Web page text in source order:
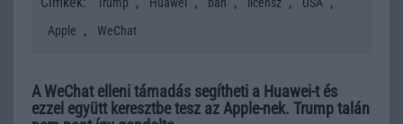
Apple , WeChat
A WeChat elleni támadás segítheti a Huawei-t és
ezzel együtt keresztbe tesz az Apple-nek. Trump talán